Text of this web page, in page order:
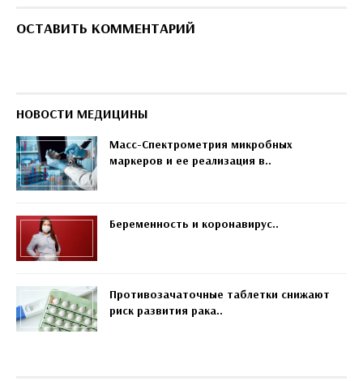
ОСТАВИТЬ КОММЕНТАРИЙ
НОВОСТИ МЕДИЦИНЫ
Масс-Спектрометрия микробных
маркеров и ее реализация в..
Беременность и коронавирус..
Противозачаточные таблетки снижают
риск развития рака..